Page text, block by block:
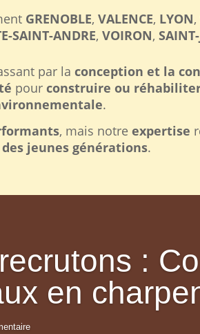
GRENOBLE,VALENCE, LYON,
SAINT-ANDRE,VOIRON,
par laconception et la
pourconstruire ou
.
, mais notreexpertise
jeunes générations.
:
en